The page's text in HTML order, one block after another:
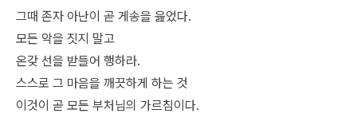
그때 존자 아난이 곧 게송을 읊었다.
모든 악을 짓지 말고
온갖 선을 받들어 행하라.
스스로 그 마음을 깨끗하게 하는 것
이것이 곧 모든 부처님의 가르침이다.